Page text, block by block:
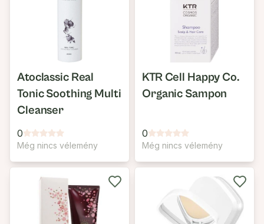
Atoclassic Real
Tonic Soothing Multi
Cleanser
0
Még nincs vélemény
KTR Cell Happy Co.
Organic Sampon
0
Még nincs vélemény